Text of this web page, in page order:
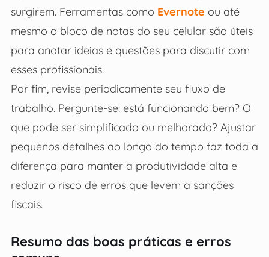
surgirem. Ferramentas como Evernote ou até
mesmo o bloco de notas do seu celular são úteis
para anotar ideias e questões para discutir com
esses profissionais.
Por fim, revise periodicamente seu fluxo de
trabalho. Pergunte-se: está funcionando bem? O
que pode ser simplificado ou melhorado? Ajustar
pequenos detalhes ao longo do tempo faz toda a
diferença para manter a produtividade alta e
reduzir o risco de erros que levem a sanções
fiscais.
Resumo das boas práticas e erros